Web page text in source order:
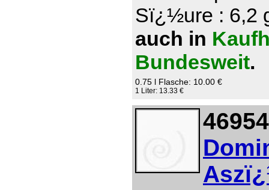
Sï¿½ure : 6,2
auch in
Bundesweit.
0.75 l Flasche: 10.00 €
1 Liter: 13.33 €